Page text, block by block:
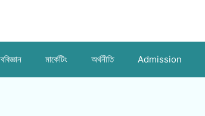
মার্কেটিং অর্থনীতি Admission